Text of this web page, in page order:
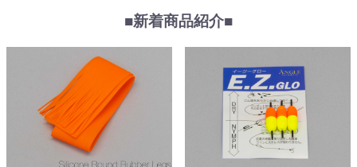
■新着商品紹介■